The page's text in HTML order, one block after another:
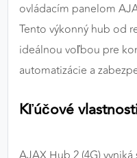
ovládacím panelom
Tento výkonný hub od
ideálnou voľbou pre
automatizácie a
Kľúčové
správania
stránkami.
zobrazovať cielenú
našom webe aj v